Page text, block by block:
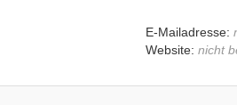
E-Mailadresse:
Website: nicht